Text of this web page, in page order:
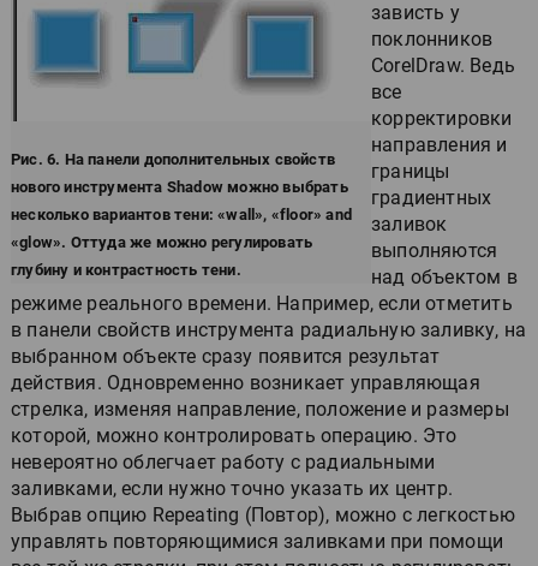
Рис. 6. На панели дополнительных свойств
нового инструмента Shadow можно выбрать
несколько вариантов тени: «wall», «floor» and
«glow». Оттуда же можно регулировать
глубину и контрастность тени.
зависть у
поклонников
CorelDraw. Ведь
все
корректировки
направления и
границы
градиентных
заливок
выполняются
над объектом в
режиме реального времени. Например, если отметить
в панели свойств инструмента радиальную заливку, на
выбранном объекте сразу появится результат
действия. Одновременно возникает управляющая
стрелка, изменяя направление, положение и размеры
которой, можно контролировать операцию. Это
невероятно облегчает работу с радиальными
заливками, если нужно точно указать их центр.
Выбрав опцию Repeating (Повтор), можно с легкостью
управлять повторяющимися заливками при помощи